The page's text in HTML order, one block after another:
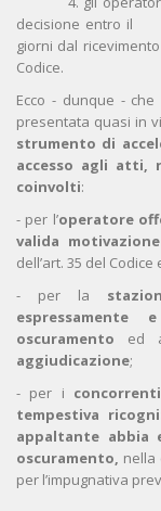
decisione entro il
giorni dal
Codice.
Ecco - dunque -
presentata quasi in
strumento di
accesso agli
coinvolti:
- per l’operatore
valida motivazione
dell’art. 35 del
- per la
oscuramento ed
aggiudicazione;
- per i concorrenti
tempestiva
appaltante abbia
oscuramento, nella
per l’impugnativa